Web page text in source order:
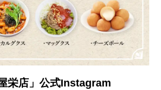
栄店」公式Instagram